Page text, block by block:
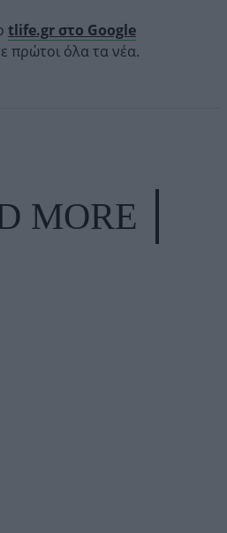
tlife.gr στο Google
πρώτοι όλα τα νέα.
MORE